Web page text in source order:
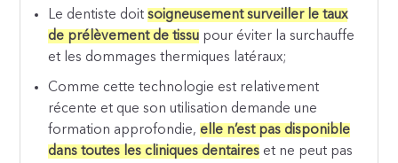
Le dentiste doitsoigneusement surveiller le taux
de prélèvement de tissu pour éviter la surchauffe
et les dommages thermiques latéraux;
Comme cette technologie est relativement
récente et que son utilisation demande une
formation approfondie, elle n’est pas disponible
dans toutes les cliniques dentaires et ne peut pas